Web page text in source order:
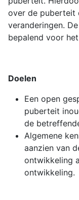
over de puberteit
veranderingen.
bepalend voor
Doelen
Een open
puberteit
de
Algemene
aanzien van
ontwikkeling
ontwikkeling.